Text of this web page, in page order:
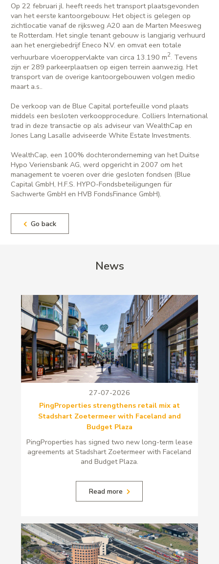
Op 22 februari jl. heeft reeds het transport plaatsgevonden
van het eerste kantoorgebouw. Het object is gelegen op
zichtlocatie vanaf de rijksweg A20 aan de Marten Meesweg
te Rotterdam. Het single tenant gebouw is langjarig verhuurd
aan het energiebedrijf Eneco N.V. en omvat een totale
verhuurbare vloeroppervlakte van circa 13.190 m2. Tevens
zijn er 289 parkeerplaatsen op eigen terrein aanwezig. Het
transport van de overige kantoorgebouwen volgen medio
maart a.s..
De verkoop van de Blue Capital portefeuille vond plaats
middels een besloten verkoopprocedure. Colliers International
trad in deze transactie op als adviseur van WealthCap en
Jones Lang Lasalle adviseerde White Estate Investments.
WealthCap, een 100% dochteronderneming van het Duitse
Hypo Veriensbank AG, werd opgericht in 2007 om het
management te voeren over drie gesloten fondsen (Blue
Capital GmbH, H.F.S. HYPO-Fondsbeteiligungen für
Sachwerte GmbH en HVB FondsFinance GmbH).
Go back
News
27-07-2026
PingProperties strengthens retail mix at
Stadshart Zoetermeer with Faceland and
Budget Plaza
PingProperties has signed two new long-term lease
agreements at Stadshart Zoetermeer with Faceland
and Budget Plaza.
Read more